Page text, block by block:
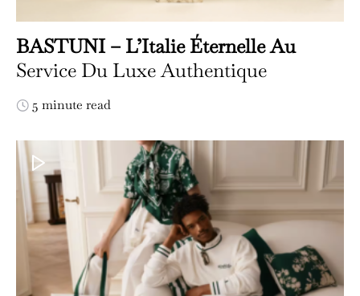
BASTUNI – L’Italie Éternelle Au
Service Du Luxe Authentique
5 minute read